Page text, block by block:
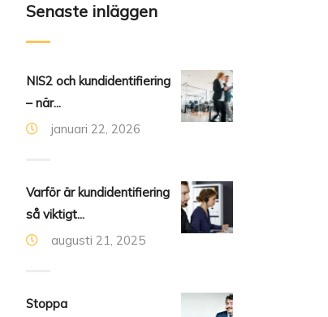
Senaste inläggen
NIS2 och kundidentifiering
– när...
januari 22, 2026
Varför är kundidentifiering
så viktigt...
augusti 21, 2025
Stoppa